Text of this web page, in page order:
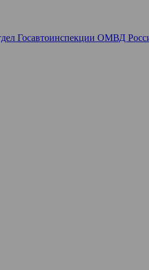
Госавтоинспекции ОМВД